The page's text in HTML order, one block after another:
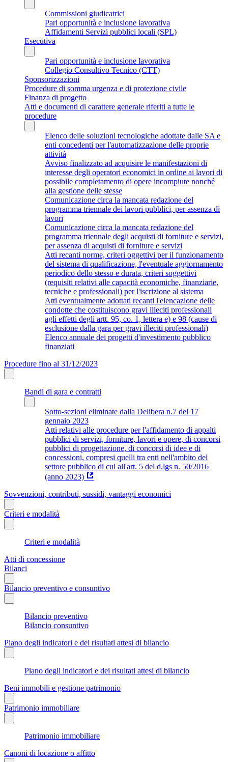
Commissioni giudicatrici
Pari opportunità e inclusione lavorativa
Affidamenti Servizi pubblici locali (SPL)
Esecutiva
Pari opportunità e inclusione lavorativa
Collegio Consultivo Tecnico (CTT)
Sponsorizzazioni
Procedure di somma urgenza e di protezione civile
Finanza di progetto
Atti e documenti di carattere generale riferiti a tutte le
procedure
Elenco delle soluzioni tecnologiche adottate dalle SA e
enti concedenti per l'automatizzazione delle proprie
attività
Avviso finalizzato ad acquisire le manifestazioni di
interesse degli operatori economici in ordine ai lavori di
possibile completamento di opere incompiute nonché
alla gestione delle stesse
Comunicazione circa la mancata redazione del
programma triennale dei lavori pubblici, per assenza di
lavori
Comunicazione circa la mancata redazione del
programma triennale degli acquisti di forniture e servizi,
per assenza di acquisti di forniture e servizi
Atti recanti norme, criteri oggettivi per il funzionamento
del sistema di qualificazione, l'eventuale aggiornamento
periodico dello stesso e durata, criteri soggettivi
(requisiti relativi alle capacità economiche, finanziarie,
tecniche e professionali) per l'iscrizione al sistema
Atti eventualmente adottati recanti l'elencazione delle
condotte che costituiscono gravi illeciti professionali
agli effetti degli artt. 95, co. 1, lettera e) e 98 (cause di
esclusione dalla gara per gravi illeciti professionali)
Elenco annuale dei progetti d'investimento pubblico
finanziati
Procedure fino al 31/12/2023
Bandi di gara e contratti
Sotto-sezioni eliminate dalla Delibera n.7 del 17
gennaio 2023
Atti relativi alle procedure per l'affidamento di appalti
pubblici di servizi, forniture, lavori e opere, di concorsi
pubblici di progettazione, di concorsi di idee e di
concessioni, compresi quelli tra enti nell'ambito del
settore pubblico di cui all'art. 5 del d.lgs n. 50/2016
(anno 2023)
Sovvenzioni, contributi, sussidi, vantaggi economici
Criteri e modalità
Criteri e modalità
Atti di concessione
Bilanci
Bilancio preventivo e consuntivo
Bilancio preventivo
Bilancio consuntivo
Piano degli indicatori e dei risultati attesi di bilancio
Piano degli indicatori e dei risultati attesi di bilancio
Beni immobili e gestione patrimonio
Patrimonio immobiliare
Patrimonio immobiliare
Canoni di locazione o affitto